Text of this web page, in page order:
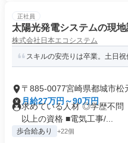
正社員
太陽光発電システムの現
株式会社日本エコシステム
スキルの安売りは卒業。土日
〒885-0077宮崎県都城市松
月給27万円～90万円
求めている人材 ◎学歴不問
以上の資格 ■電気工事/...
歩合給あり +22個